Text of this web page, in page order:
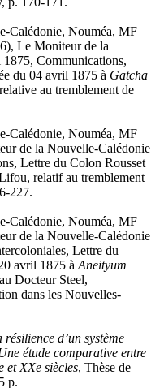
Calédonie, Nouméa, MF
Le Moniteur de la
Communications,
du 04 avril 1875 à Gatcha
au tremblement de
Calédonie, Nouméa, MF
de la Nouvelle-Calédonie
Lettre du Colon Rousset
relatif au tremblement
227.
Calédonie, Nouméa, MF
de la Nouvelle-Calédonie
Lettre du
avril 1875 àAneityum
Docteur Steel,
dans les Nouvelles-
résilience d’un système
étude comparative entre
et XXe siècles, Thèse de
p.